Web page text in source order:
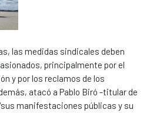
las medidas sindicales deben
principalmente por el
y por los reclamos de los
atacó a Pablo Biró -titular de
manifestaciones públicas y su